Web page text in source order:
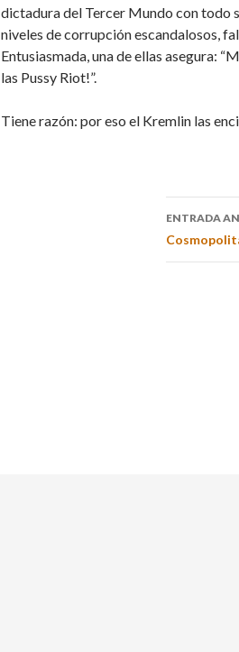
dictadura del Tercer Mundo con todo
niveles de corrupción escandalosos,
Entusiasmada, una de ellas asegura:
las Pussy Riot!”.
Tiene razón: por eso el Kremlin las
ENTRADA